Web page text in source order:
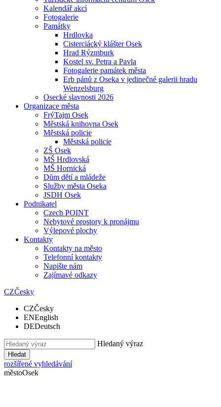
Kalendář akcí
Fotogalerie
Památky
Hrdlovka
Cisterciácký klášter Osek
Hrad Rýzmburk
Kostel sv. Petra a Pavla
Fotogalerie památek města
Erb pánů z Oseka v jedinečné galerii hradu
Wenzelsburg
Osecké slavnosti 2026
Organizace města
FrýTajm Osek
Městská knihovna Osek
Městská policie
Městská policie
ZŠ Osek
MŠ Hrdlovská
MŠ Hornická
Dům dětí a mládeže
Služby města Oseka
JSDH Osek
Podnikatel
Czech POINT
Nebytové prostory k pronájmu
Výlepové plochy
Kontakty
Kontakty na město
Telefonní kontakty
Napište nám
Zajímavé odkazy
CZČesky
CZČesky
ENEnglish
DEDeutsch
Hledaný výraz
Hledat
rozšířené vyhledávání
městoOsek